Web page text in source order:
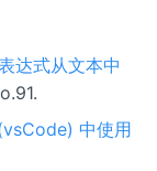
达式从文本中
中使用